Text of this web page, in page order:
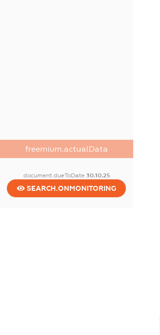
freemium.actualData
document.dueToDate 30.10.25
SEARCH.ONMONITORING